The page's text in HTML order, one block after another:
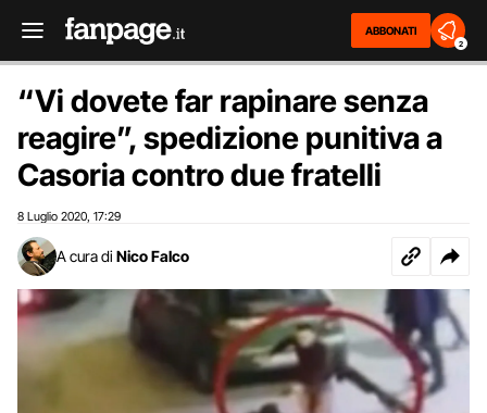
ABBONATI
2
“Vi dovete far rapinare senza
reagire”, spedizione punitiva a
Casoria contro due fratelli
8 Luglio 2020 17:29
A cura di Nico Falco